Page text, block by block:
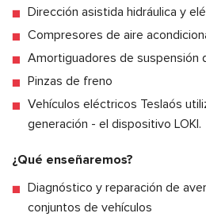
Dirección asistida hidráulica y
Compresores de aire
Amortiguadores de suspensión
Pinzas de freno
Vehículos eléctricos Teslaós
generación - el dispositivo LOKI.
¿Qué enseñaremos?
Diagnóstico y reparación de
conjuntos de vehículos